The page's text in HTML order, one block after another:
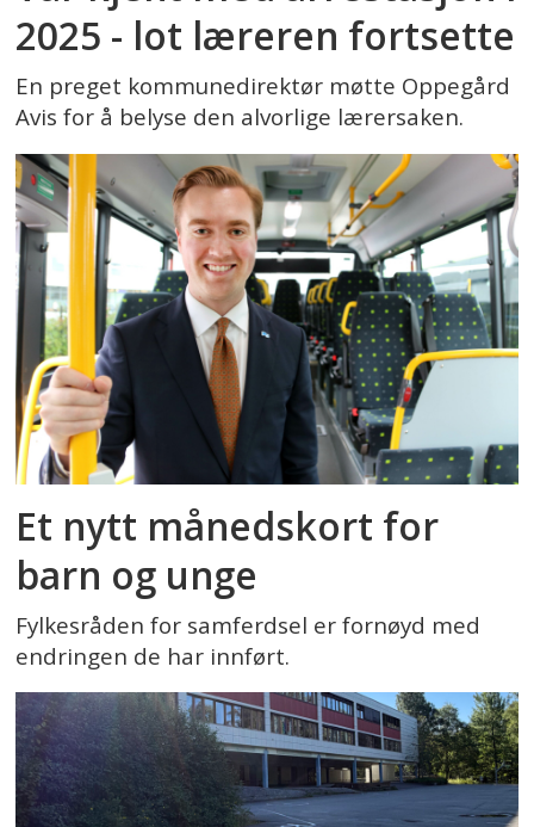
2025 - lot læreren fortsette
En preget kommunedirektør møtte Oppegård
Avis for å belyse den alvorlige lærersaken.
Et nytt månedskort for
barn og unge
Fylkesråden for samferdsel er fornøyd med
endringen de har innført.